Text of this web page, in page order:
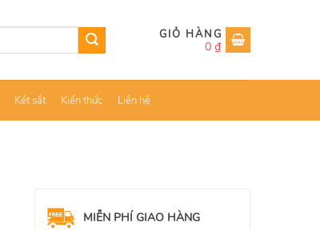
0 ₫
Két sắt Kiến thức Liên hệ
MIỄN PHÍ GIAO HÀNG